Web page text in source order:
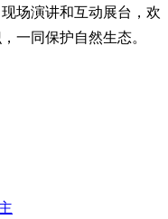
场演讲和互动展台，欢
一同保护自然生态。